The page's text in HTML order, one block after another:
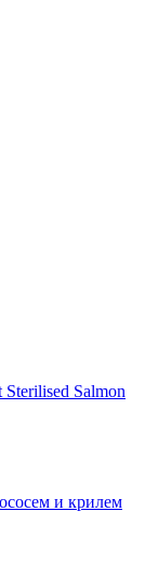
Salmon
и крилем